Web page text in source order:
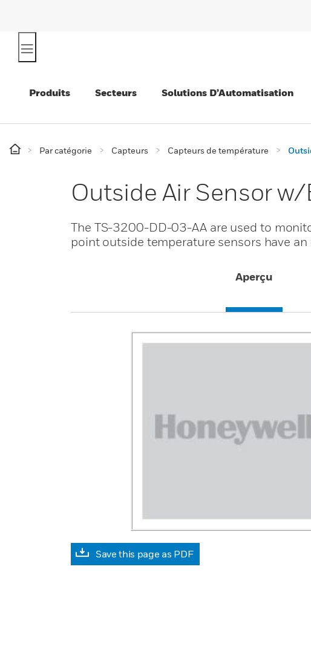
Produits Secteurs Solutions D’Automatisation
Par catégorie Capteurs Capteurs de température
Outside Air Sensor
The TS-3200-DD-03-AA are used to
point outside temperature sensors have
Aperçu
Save this page as PDF